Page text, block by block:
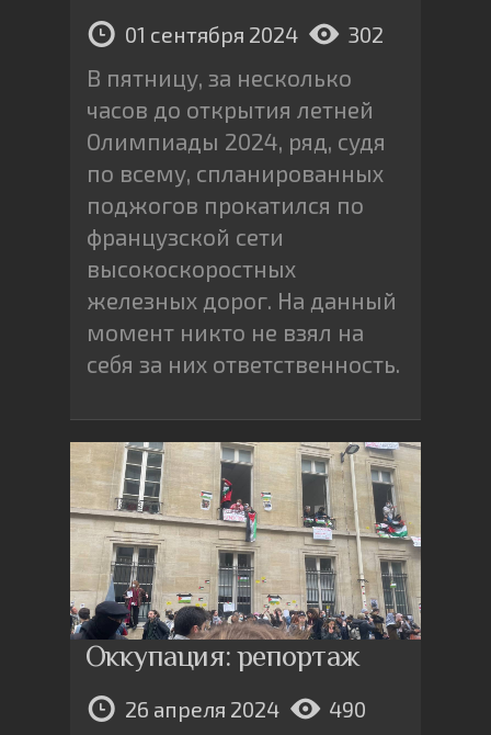
01 сентября 2024 302
В пятницу, за несколько
часов до открытия летней
Олимпиады 2024, ряд, судя
по всему, спланированных
поджогов прокатился по
французской сети
высокоскоростных
железных дорог. На данный
момент никто не взял на
себя за них ответственность.
Оккупация: репортаж
26 апреля 2024 490